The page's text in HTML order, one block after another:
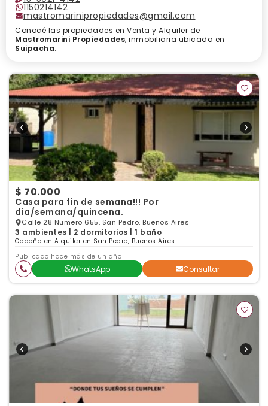
1150214142
mastromarinipropiedades@gmail.com
Conocé las propiedades en Venta y Alquiler de
Mastromarini Propiedades, inmobiliaria ubicada en
Suipacha.
$ 70.000
Casa para fin de semana!!! Por
dia/semana/quincena.
Calle 28 Numero 655, San Pedro, Buenos Aires
3 ambientes | 2 dormitorios | 1 baño
Cabaña en Alquiler en San Pedro, Buenos Aires
Publicado hace más de un año
WhatsApp Consultar